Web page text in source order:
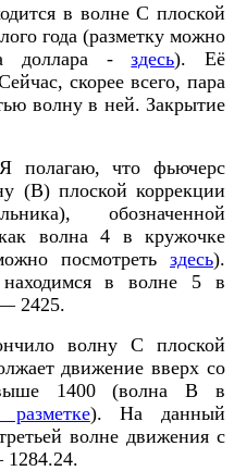
в волне С плоской
года (разметку можно
доллара -здесь). Её
скорее всего, пара
волну в ней. Закрытие
полагаю, что фьючерс
(В) плоской коррекции
обозначенной
волна 4 в кружочке
посмотреть здесь).
в волне 5 в
2425.
волну С плоской
движение вверх со
выше 1400 (волна В в
разметке). На данный
волне движения с